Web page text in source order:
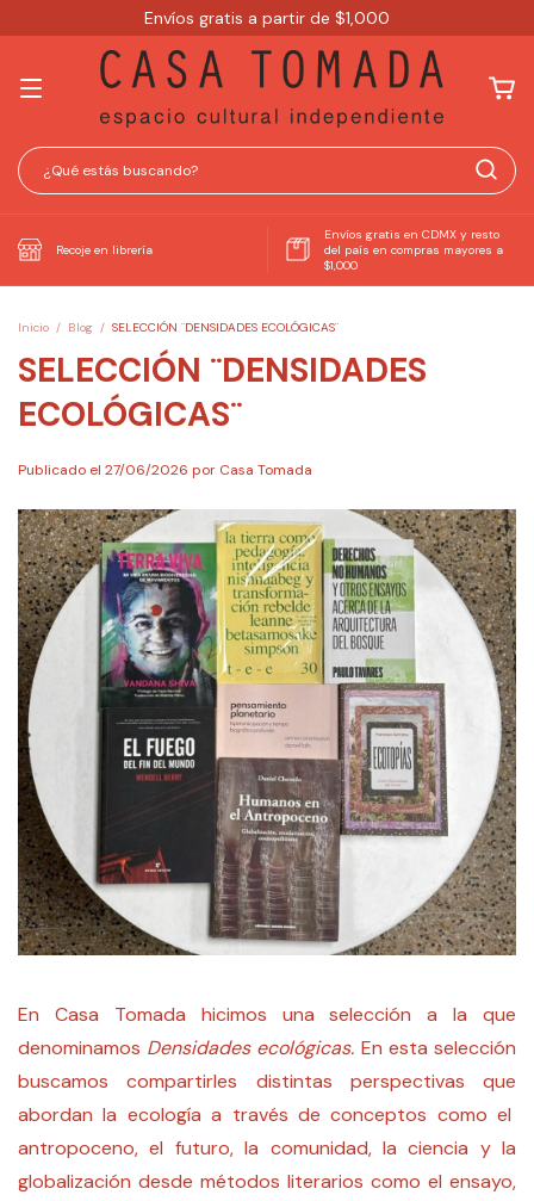
Envíos gratis a partir de $1,000
Recoje en librería
Envíos gratis en CDMX y resto
del país en compras mayores a
$1,000
Inicio / Blog / SELECCIÓN ¨DENSIDADES ECOLÓGICAS¨
SELECCIÓN ¨DENSIDADES
ECOLÓGICAS¨
Publicado el 27/06/2026 por Casa Tomada
En Casa Tomada hicimos una selección a la que
denominamos Densidades ecológicas. En esta selección
buscamos compartirles distintas perspectivas que
abordan la ecología a través de conceptos como el
antropoceno, el futuro, la comunidad, la ciencia y la
globalización desde métodos literarios como el ensayo,